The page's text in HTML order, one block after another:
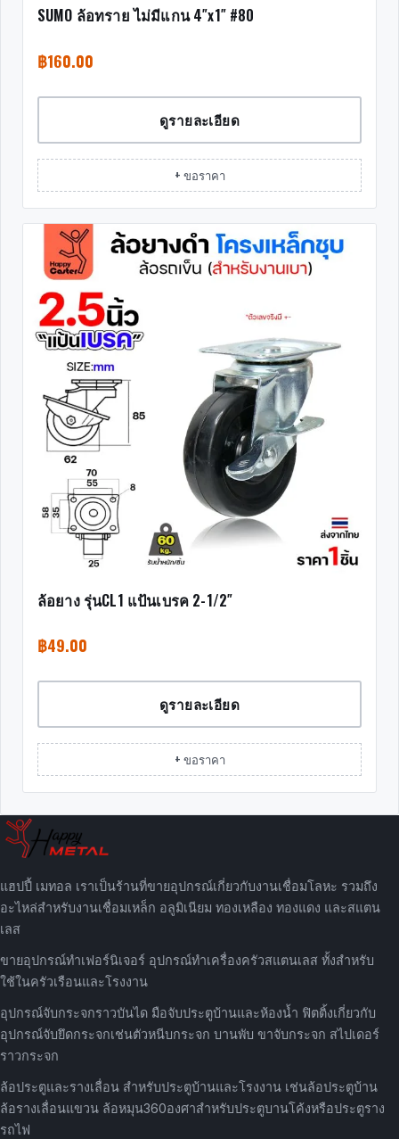
SUMO ล้อทราย ไม่มีแกน 4″x1″ #80
฿160.00
ดูรายละเอียด
+ ขอราคา
ล้อยาง รุ่นCL1 แป้นเบรค 2-1/2″
฿49.00
ดูรายละเอียด
+ ขอราคา
แฮปปี้ เมทอล เราเป็นร้านที่ขายอุปกรณ์เกี่ยวกับงานเชื่อมโลหะ รวมถึง
อะไหล่สำหรับงานเชื่อมเหล็ก อลูมิเนียม ทองเหลือง ทองแดง และสแตน
เลส
ขายอุปกรณ์ทำเฟอร์นิเจอร์ อุปกรณ์ทำเครื่องครัวสแตนเลส ทั้งสำหรับ
ใช้ในครัวเรือนและโรงงาน
อุปกรณ์จับกระจกราวบันได มือจับประตูบ้านและห้องน้ำ ฟิตติ้งเกี่ยวกับ
อุปกรณ์จับยึดกระจกเช่นตัวหนีบกระจก บานพับ ขาจับกระจก สไปเดอร์
ราวกระจก
ล้อประตูและรางเลื่อน สำหรับประตูบ้านและโรงงาน เช่นล้อประตูบ้าน
ล้อรางเลื่อนแขวน ล้อหมุน360องศาสำหรับประตูบานโค้งหรือประตูราง
รถไฟ